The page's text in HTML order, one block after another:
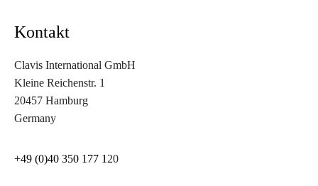
Kontakt
Clavis International GmbH
Kleine Reichenstr. 1
20457 Hamburg
Germany
+49 (0)40 350 177 1 20